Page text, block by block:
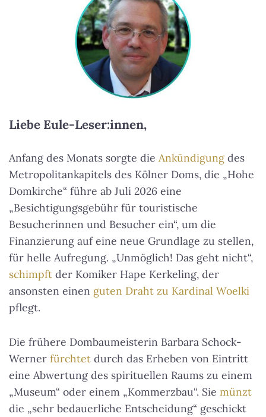
Liebe Eule-Leser:innen,
Anfang des Monats sorgte die Ankündigung des
Metropolitankapitels des Kölner Doms, die „Hohe
Domkirche“ führe ab Juli 2026 eine
„Besichtigungsgebühr für touristische
Besucherinnen und Besucher ein“, um die
Finanzierung auf eine neue Grundlage zu stellen,
für helle Aufregung. „Unmöglich! Das geht nicht“,
schimpft der Komiker Hape Kerkeling, der
ansonsten einen guten Draht zu Kardinal Woelki
pflegt.
Die frühere Dombaumeisterin Barbara Schock-
Werner fürchtet durch das Erheben von Eintritt
eine Abwertung des spirituellen Raums zu einem
„Museum“ oder einem „Kommerzbau“. Sie münzt
die „sehr bedauerliche Entscheidung“ geschickt